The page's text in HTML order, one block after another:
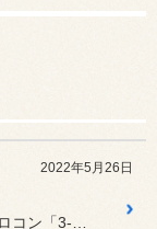
2022年5月26日